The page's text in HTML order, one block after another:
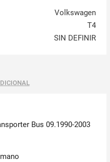
Volkswagen
T4
SIN DEFINIR
Bus 09.1990-2003